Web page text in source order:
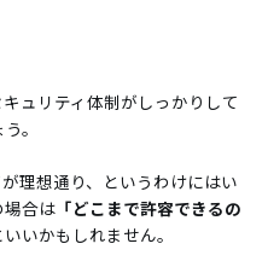
ュリティ体制がしっかりして
。
理想通り、というわけにはい
場合は 「どこまで許容できるの
いかもしれません。